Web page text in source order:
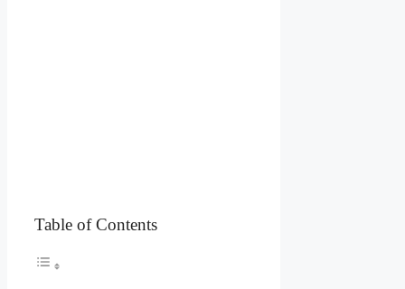
Table of Contents